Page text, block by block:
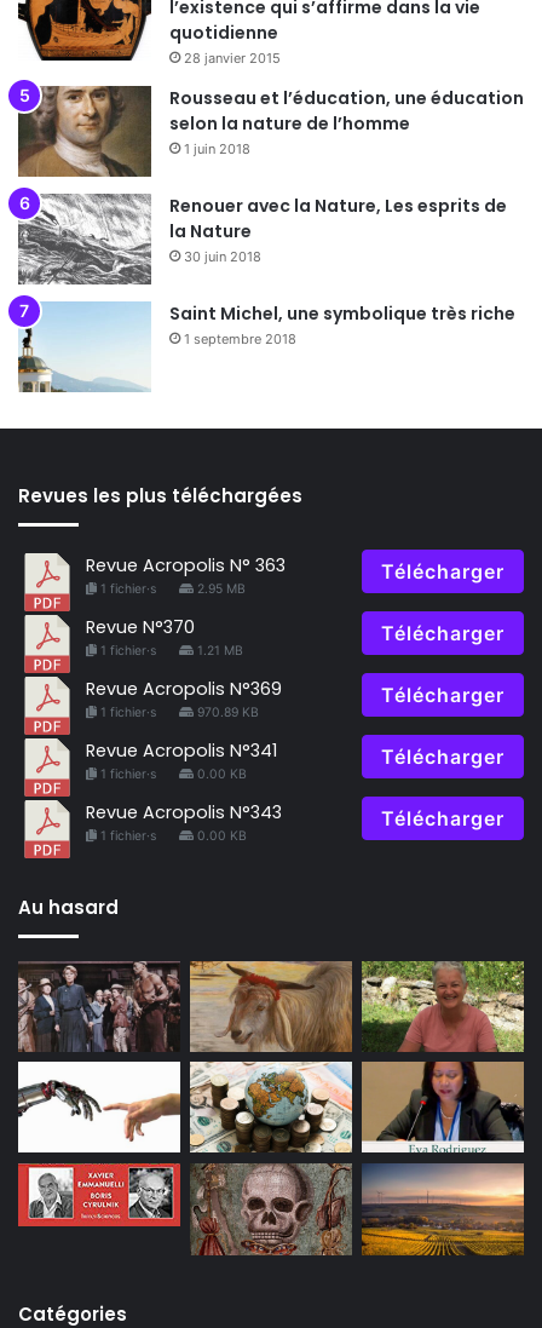
l’existence qui s’affirme dans la vie
quotidienne
28 janvier 2015
Rousseau et l’éducation, une éducation
selon la nature de l’homme
1 juin 2018
Renouer avec la Nature, Les esprits de
la Nature
30 juin 2018
Saint Michel, une symbolique très riche
1 septembre 2018
Revues les plus téléchargées
Revue Acropolis N° 363
1 fichier·s 2.95 MB
Télécharger
Revue N°370
1 fichier·s 1.21 MB
Télécharger
Revue Acropolis N°369
1 fichier·s 970.89 KB
Télécharger
Revue Acropolis N°341
1 fichier·s 0.00 KB
Télécharger
Revue Acropolis N°343
1 fichier·s 0.00 KB
Télécharger
Au hasard
Catégories